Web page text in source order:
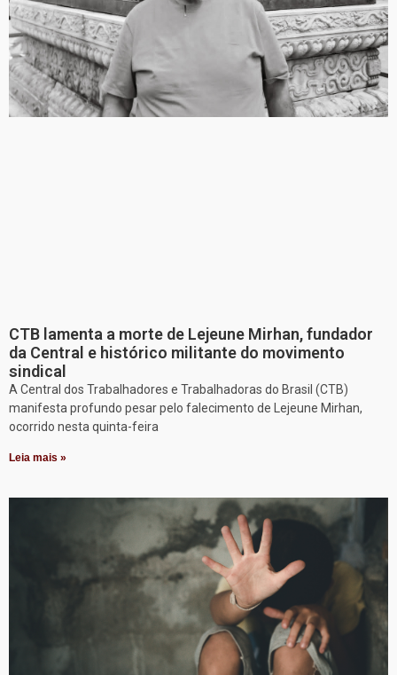
CTB lamenta a morte de Lejeune Mirhan, fundador
da Central e histórico militante do movimento
sindical
A Central dos Trabalhadores e Trabalhadoras do Brasil (CTB)
manifesta profundo pesar pelo falecimento de Lejeune Mirhan,
ocorrido nesta quinta-feira
Leia mais »